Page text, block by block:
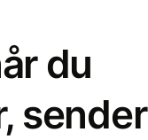
du
sender